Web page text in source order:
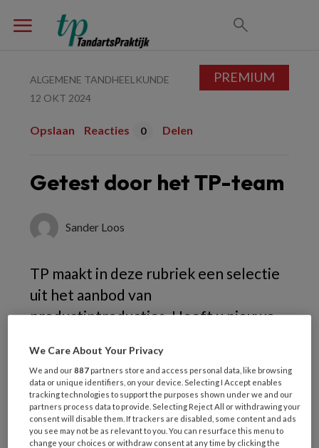
ALGEMENE TANDHEELKUNDE
12 OKT 2024
Opslaan Reacties 0 Delen
Getest door het TP-team
Sander Loos
TP maakt in deze rubriek een selectie
uit het aanbod van
productintroducties. Heeft u nieuwe
wilt brengen, mail dan naar:
tandartspraktijk@bsl.nl. TP-
redacteuren kijken naar de kwaliteit
van verschillende nieuwe producten
en doen hiervan verslag.
PREMIUM
We Care About Your Privacy
We and our887 partners store and access personal data, like browsing
data or unique identifiers, on your device. Selecting I Accept enables
tracking technologies to support the purposes shown under we and our
partners process data to provide. Selecting Reject All or withdrawing your
consent will disable them. If trackers are disabled, some content and ads
you see may not be as relevant to you. You can resurface this menu to
change your choices or withdraw consent at any time by clicking the